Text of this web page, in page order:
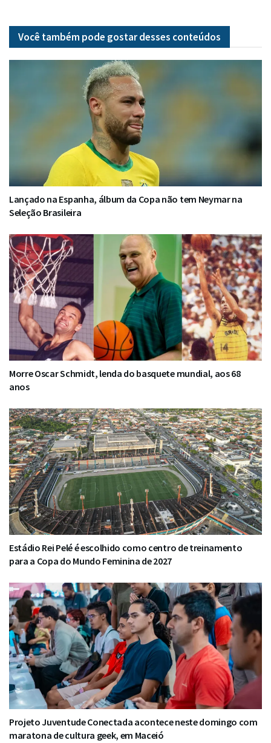
Você também pode gostar desses conteúdos
Lançado na Espanha, álbum da Copa não tem Neymar na
Seleção Brasileira
Morre Oscar Schmidt, lenda do basquete mundial, aos 68
anos
Estádio Rei Pelé é escolhido como centro de treinamento
para a Copa do Mundo Feminina de 2027
Projeto Juventude Conectada acontece neste domingo com
maratona de cultura geek, em Maceió